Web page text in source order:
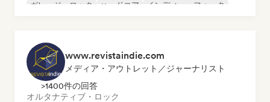
ガレージ・ロック
ハードコア
インディー・フォーク
www.revistaindie.com
メディア・アウトレット／ジャーナリスト
>1400件の回答
オルタナティブ・ロック